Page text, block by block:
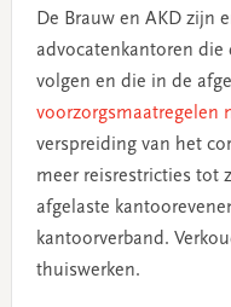
De Brauw en AKD zijn
advocatenkantoren
volgen en die in de
voorzorgsmaatregelen
verspreiding van het
meer reisrestricties tot
afgelaste
kantoorverband.
thuiswerken.